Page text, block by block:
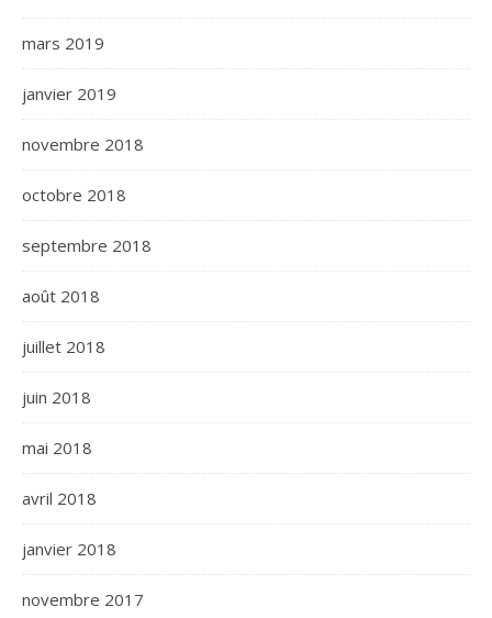
mars 2019
janvier 2019
novembre 2018
octobre 2018
septembre 2018
août 2018
juillet 2018
juin 2018
mai 2018
avril 2018
janvier 2018
novembre 2017